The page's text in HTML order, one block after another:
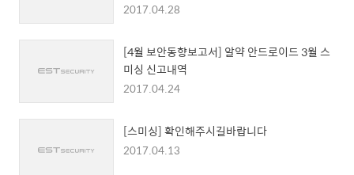
2017.04.28
[4월 보안동향보고서] 알약 안드로이드 3월 스
미싱 신고내역
2017.04.24
[스미싱] 확인해주시길바랍니다
2017.04.13